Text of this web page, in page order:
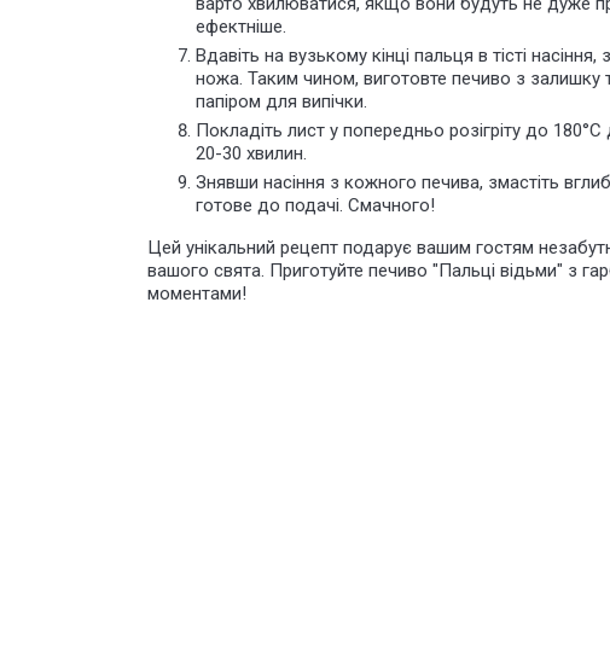
ефектніше.
Вдавіть на вузькому кінці пальця в тісті
ножа. Таким чином, виготовте печиво з залишку
папіром для випічки.
Покладіть лист у попередньо розігріту до
20-30 хвилин.
Знявши насіння з кожного печива, змастіть
готове до подачі. Смачного!
Цей унікальний рецепт подарує вашим гостям
вашого свята. Приготуйте печиво "Пальці відьми" з
моментами!